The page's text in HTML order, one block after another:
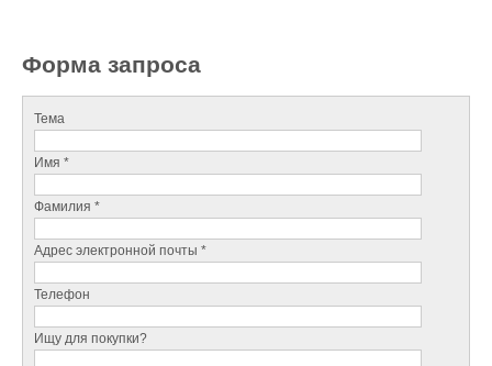
Форма запроса
Тема
Имя *
Фамилия *
Адрес электронной почты *
Телефон
Ищу для покупки?